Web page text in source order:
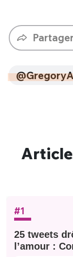
#1
25 tweets
l’amour :